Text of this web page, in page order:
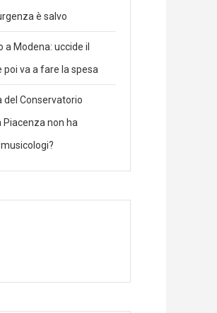
è salvo
a Modena: uccide il
va a fare la spesa
del Conservatorio
Piacenza non ha